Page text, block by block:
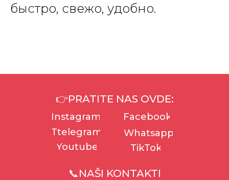
быстро, свежо, удобно.
👉PRATITE NAS OVDE:
📞NAŠI KONTAKTI
Instagram
Ttelegram
Whatsapp
TikTok
Youtube
Facebook